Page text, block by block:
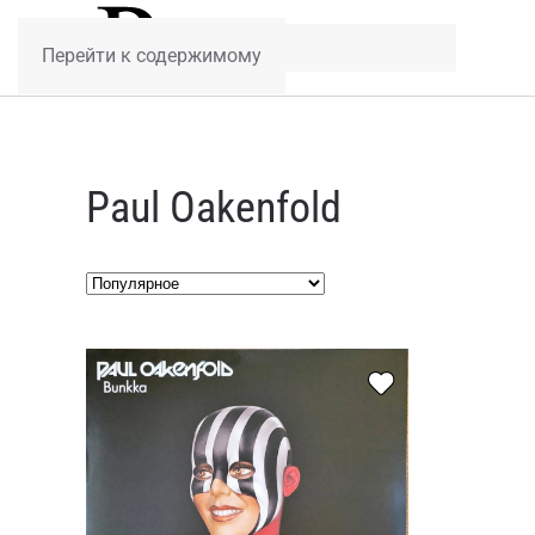
Перейти к содержимому
Paul Oakenfold